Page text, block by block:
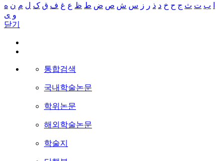
ب ت ث ج ح خ د ذ ر ز س ش ص ض ط ظ ع غ ف ق ک ل م ن ه
و ی
닫기
통합검색
국내학술논문
학위논문
해외학술논문
학술지